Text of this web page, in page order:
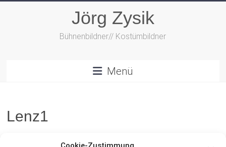
Jörg Zysik
Bühnenbildner// Kostümbildner
Menü
Lenz1